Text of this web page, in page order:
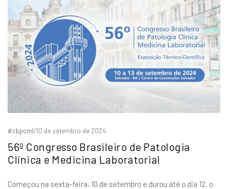
#cbpcml/10 de setembro de 2024
56º Congresso Brasileiro de Patologia
Clínica e Medicina Laboratorial
Começou na sexta-feira, 10 de setembro e durou até o dia 12, o